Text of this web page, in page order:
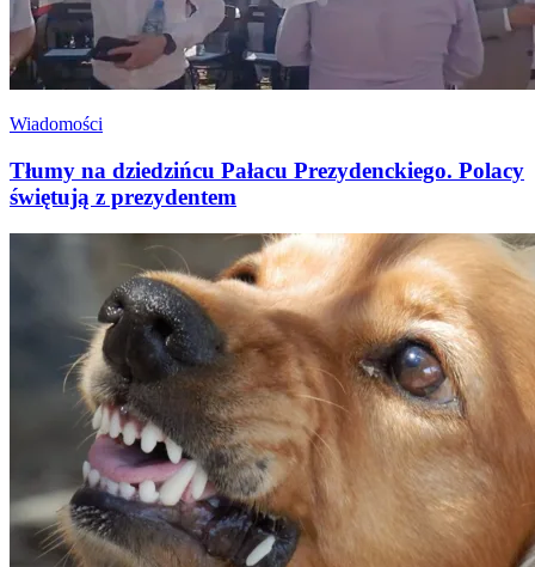
Wiadomości
Tłumy na dziedzińcu Pałacu Prezydenckiego. Polacy
świętują z prezydentem